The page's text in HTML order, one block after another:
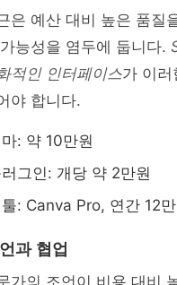
은 예산 대비 높은 품질
능성을 염두에 둡니다.
적인 인터페이스가 이러
야 합니다.
: 약 10만원
그인: 개당 약 2만원
: Canva Pro, 연간 12만
과 협업
가의 조언이 비용 대비